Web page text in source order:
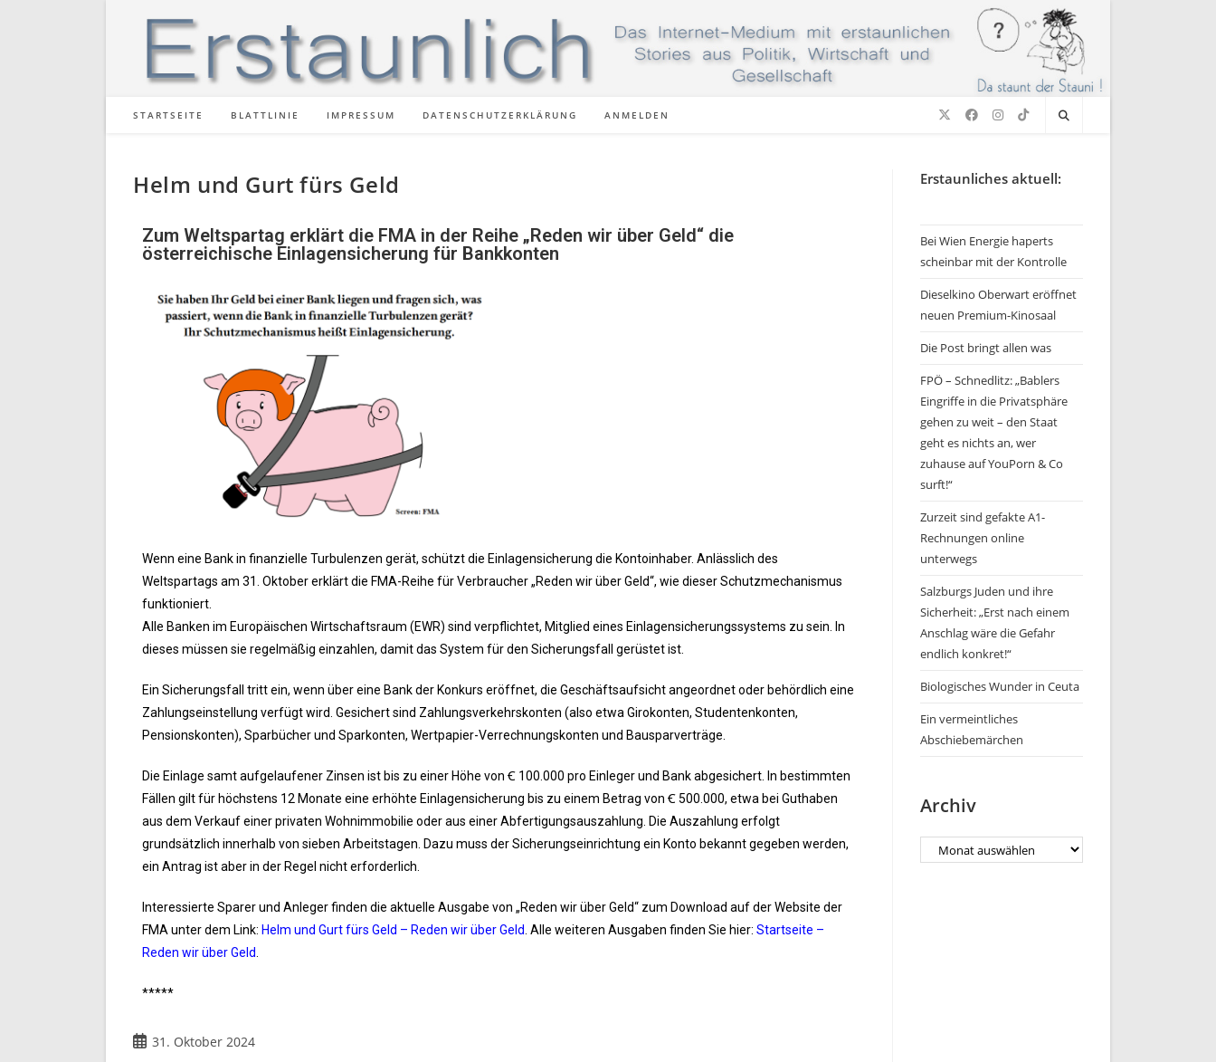
STARTSEITE BLATTLINIE IMPRESSUM DATENSCHUTZERKLÄRUNG ANMELDEN
Helm und Gurt fürs Geld
Zum Weltspartag erklärt die FMA in der Reihe „Reden wir über Geld“ die
österreichische Einlagensicherung für Bankkonten
Wenn eine Bank in finanzielle Turbulenzen gerät, schützt die Einlagensicherung die Kontoinhaber. Anlässlich des
Weltspartags am 31. Oktober erklärt die FMA-Reihe für Verbraucher „Reden wir über Geld“, wie dieser Schutzmechanismus
funktioniert.
Alle Banken im Europäischen Wirtschaftsraum (EWR) sind verpflichtet, Mitglied eines Einlagensicherungssystems zu sein. In
dieses müssen sie regelmäßig einzahlen, damit das System für den Sicherungsfall gerüstet ist.
Ein Sicherungsfall tritt ein, wenn über eine Bank der Konkurs eröffnet, die Geschäftsaufsicht angeordnet oder behördlich eine
Zahlungseinstellung verfügt wird. Gesichert sind Zahlungsverkehrskonten (also etwa Girokonten, Studentenkonten,
Pensionskonten), Sparbücher und Sparkonten, Wertpapier-Verrechnungskonten und Bausparverträge.
Die Einlage samt aufgelaufener Zinsen ist bis zu einer Höhe von Ꞓ 100.000 pro Einleger und Bank abgesichert. In bestimmten
Fällen gilt für höchstens 12 Monate eine erhöhte Einlagensicherung bis zu einem Betrag von Ꞓ 500.000, etwa bei Guthaben
aus dem Verkauf einer privaten Wohnimmobilie oder aus einer Abfertigungsauszahlung. Die Auszahlung erfolgt
grundsätzlich innerhalb von sieben Arbeitstagen. Dazu muss der Sicherungseinrichtung ein Konto bekannt gegeben werden,
ein Antrag ist aber in der Regel nicht erforderlich.
Interessierte Sparer und Anleger finden die aktuelle Ausgabe von „Reden wir über Geld“ zum Download auf der Website der
FMA unter dem Link: Helm und Gurt fürs Geld – Reden wir über Geld . Alle weiteren Ausgaben finden Sie hier: Startseite –
Reden wir über Geld
*****
31. Oktober 2024
Erstaunliches aktuell:
Bei Wien Energie haperts
scheinbar mit der Kontrolle
Dieselkino Oberwart eröffnet
neuen Premium-Kinosaal
Die Post bringt allen was
FPÖ – Schnedlitz: „Bablers
Eingriffe in die Privatsphäre
gehen zu weit – den Staat
geht es nichts an, wer
zuhause auf YouPorn & Co
surft!“
Zurzeit sind gefakte A1-
Rechnungen online
unterwegs
Salzburgs Juden und ihre
Sicherheit: „Erst nach einem
Anschlag wäre die Gefahr
endlich konkret!“
Biologisches Wunder in Ceuta
Ein vermeintliches
Abschiebemärchen
Archiv